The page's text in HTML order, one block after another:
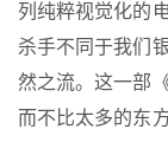
列纯粹视觉化的
杀手不同于我们
然之流。这一部
而不比太多的东